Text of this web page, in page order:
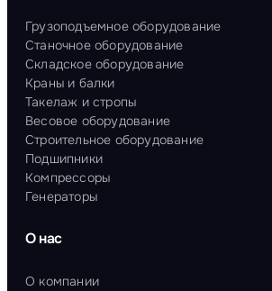
Грузоподъемное оборудование
Станочное оборудование
Складское оборудование
Краны и балки
Такелаж и стропы
Весовое оборудование
Строительное оборудование
Подшипники
Компрессоры
Генераторы
О нас
О компании